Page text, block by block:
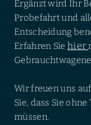
Ergänzt wird Ihr
Probefahrt und
Entscheidung
Erfahren Sie hier
Wir freuen uns
Sie, dass Sie
müssen.